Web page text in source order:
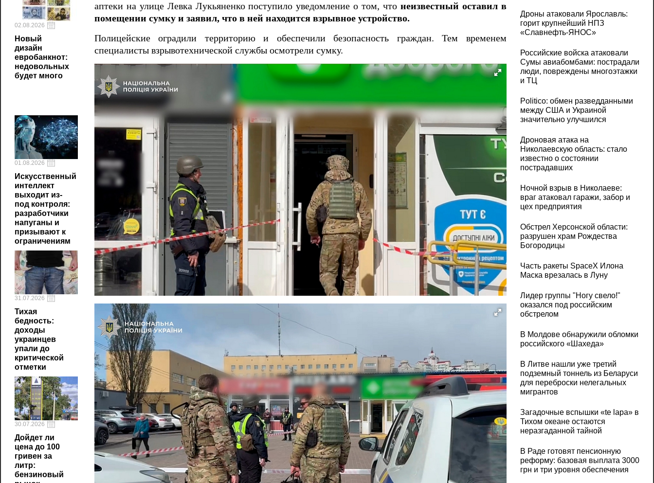
02.08.2026
Новый
дизайн
евробанкнот:
недовольных
будет много
01.08.2026
Искусственный
интеллект
выходит из-
под контроля:
разработчики
напуганы и
призывают к
ограничениям
31.07.2026
Тихая
бедность:
доходы
украинцев
упали до
критической
отметки
30.07.2026
Дойдет ли
цена до 100
гривен за
литр:
бензиновый
аптеки на улице Левка Лукьяненко поступило уведомление о том, что неизвестный оставил в
помещении сумку и заявил, что в ней находится взрывное устройство.
Полицейские оградили территорию и обеспечили безопасность граждан. Тем временем
специалисты взрывотехнической службы осмотрели сумку.
Дроны атаковали Ярославль:
горит крупнейший НПЗ
«Славнефть‑ЯНОС»
Российские войска атаковали
Сумы авиабомбами: пострадали
люди, повреждены многоэтажки
и ТЦ
Politico: обмен разведданными
между США и Украиной
значительно улучшился
Дроновая атака на
Николаевскую область: стало
известно о состоянии
пострадавших
Ночной взрыв в Николаеве:
враг атаковал гаражи, забор и
цех предприятия
Обстрел Херсонской области:
разрушен храм Рождества
Богородицы
Часть ракеты SpaceX Илона
Маска врезалась в Луну
Лидер группы "Ногу свело!"
оказался под российским
обстрелом
В Молдове обнаружили обломки
российского «Шахеда»
В Литве нашли уже третий
подземный тоннель из Беларуси
для переброски нелегальных
мигрантов
Загадочные вспышки «te lapa» в
Тихом океане остаются
неразгаданной тайной
В Раде готовят пенсионную
реформу: базовая выплата 3000
грн и три уровня обеспечения